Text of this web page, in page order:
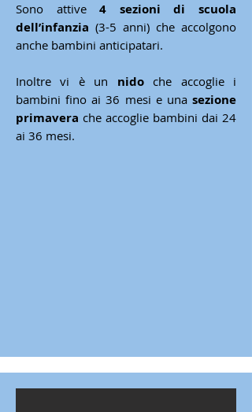
Sono attive4 sezioni di scuola
dell’infanzia (3-5 anni) che accolgono
anche bambini anticipatari.
Inoltre vi è un nido che accoglie i
bambini fino ai 36 mesi e una sezione
primavera che accoglie bambini dai 24
ai 36 mesi.